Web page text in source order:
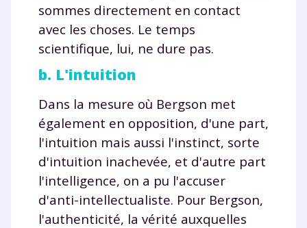
sommes directement en contact
avec les choses. Le temps
scientifique, lui, ne dure pas.
b. L'intuition
Dans la mesure où Bergson met
également en opposition, d'une part,
l'intuition mais aussi l'instinct, sorte
d'intuition inachevée, et d'autre part
l'intelligence, on a pu l'accuser
d'anti-intellectualiste. Pour Bergson,
l'authenticité, la vérité auxquelles